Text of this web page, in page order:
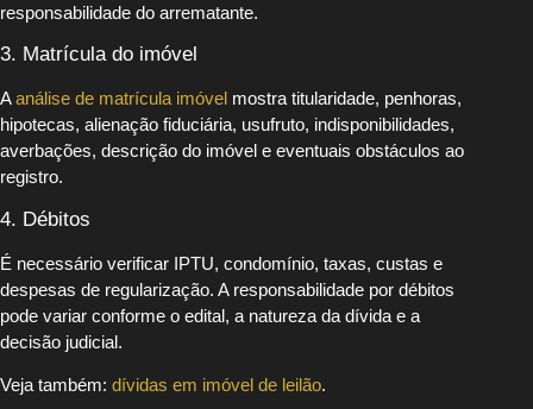
responsabilidade do arrematante.
3. Matrícula do imóvel
Aanálise de matrícula imóvel mostra titularidade, penhoras,
hipotecas, alienação fiduciária, usufruto, indisponibilidades,
averbações, descrição do imóvel e eventuais obstáculos ao
registro.
4. Débitos
É necessário verificar IPTU, condomínio, taxas, custas e
despesas de regularização. A responsabilidade por débitos
pode variar conforme o edital, a natureza da dívida e a
decisão judicial.
Veja também: dívidas em imóvel de leilão.